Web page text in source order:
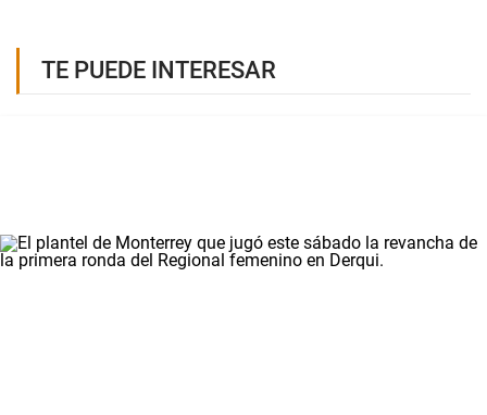
TE PUEDE INTERESAR